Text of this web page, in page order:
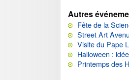
Autres
Fête de la
Street Art
Visite du Pape
Halloween :
Printemps des